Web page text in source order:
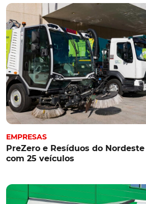
EMPRESAS
PreZero e Resíduos do
com 25 veículos